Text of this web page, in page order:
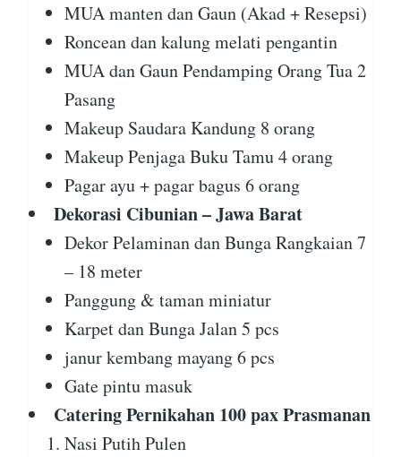
MUA manten dan Gaun (Akad + Resepsi)
Roncean dan kalung melati pengantin
MUA dan Gaun Pendamping Orang Tua 2
Pasang
Makeup Saudara Kandung 8 orang
Makeup Penjaga Buku Tamu 4 orang
Pagar ayu + pagar bagus 6 orang
Dekorasi Cibunian – Jawa Barat
Dekor Pelaminan dan Bunga Rangkaian 7
– 18 meter
Panggung & taman miniatur
Karpet dan Bunga Jalan 5 pcs
janur kembang mayang 6 pcs
Gate pintu masuk
Catering Pernikahan 100 pax Prasmanan
Nasi Putih Pulen